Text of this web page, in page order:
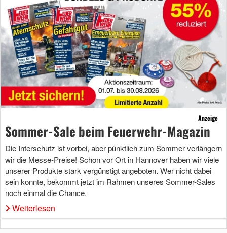
Anzeige
Sommer-Sale beim Feuerwehr-Magazin
Die Interschutz ist vorbei, aber pünktlich zum Sommer verlängern
wir die Messe-Preise! Schon vor Ort in Hannover haben wir viele
unserer Produkte stark vergünstigt angeboten. Wer nicht dabei
sein konnte, bekommt jetzt im Rahmen unseres Sommer-Sales
noch einmal die Chance.
Weiterlesen